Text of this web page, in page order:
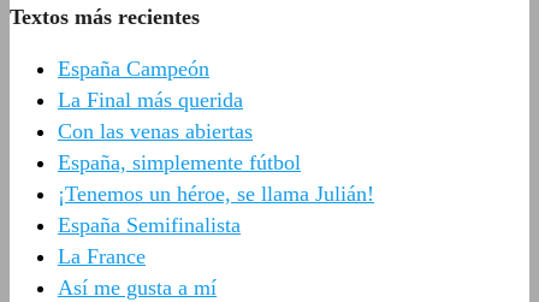
Textos más recientes
España Campeón
La Final más querida
Con las venas abiertas
España, simplemente fútbol
¡Tenemos un héroe, se llama Julián!
España Semifinalista
La France
Así me gusta a mí